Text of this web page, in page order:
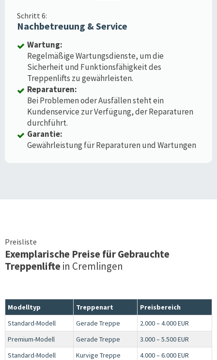
Schritt 6:
Nachbetreuung & Service
Wartung:
Regelmäßige Wartungsdienste, um die
Sicherheit und Funktionsfähigkeit des
Treppenlifts zu gewährleisten.
Reparaturen:
Bei Problemen oder Ausfällen steht ein
Kundenservice zur Verfügung, der Reparaturen
durchführt.
Garantie:
Gewährleistung für Reparaturen und Wartungen
Preisliste
Exemplarische Preise für Gebrauchte
Treppenliftein Cremlingen
Modelltyp Treppenart
Preisbereich
Standard-Modell
Gerade Treppe
2.000 – 4.000 EUR
Premium-Modell
Gerade Treppe
3.000 – 5.500 EUR
Standard-Modell
Kurvige Treppe
4.000 – 6.000 EUR